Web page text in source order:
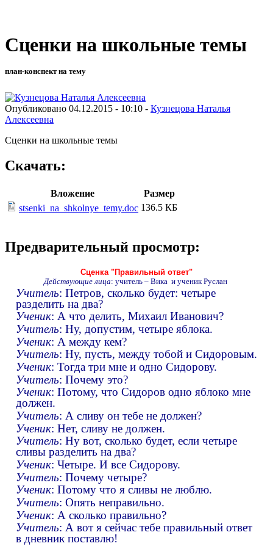
Сценки на школьные темы
план-конспект на тему
Опубликовано 04.12.2015 - 10:10 - Кузнецова Наталья
Алексеевна
Сценки на школьные темы
Скачать:
Вложение
Размер
stsenki_na_shkolnye_temy.doc 136.5 КБ
Предварительный просмотр:
Сценка "Правильный ответ"
Действующие лица: учитель – Вика и ученик Руслан
Учитель: Петров, сколько будет: четыре
разделить на два?
Ученик: А что делить, Михаил Иванович?
Учитель: Ну, допустим, четыре яблока.
Ученик: А между кем?
Учитель: Ну, пусть, между тобой и Сидоровым.
Ученик: Тогда три мне и одно Сидорову.
Учитель: Почему это?
Ученик: Потому, что Сидоров одно яблоко мне
должен.
Учитель: А сливу он тебе не должен?
Ученик: Нет, сливу не должен.
Учитель: Ну вот, сколько будет, если четыре
сливы разделить на два?
Ученик: Четыре. И все Сидорову.
Учитель: Почему четыре?
Ученик: Потому что я сливы не люблю.
Учитель: Опять неправильно.
Ученик: А сколько правильно?
Учитель: А вот я сейчас тебе правильный ответ
в дневник поставлю!